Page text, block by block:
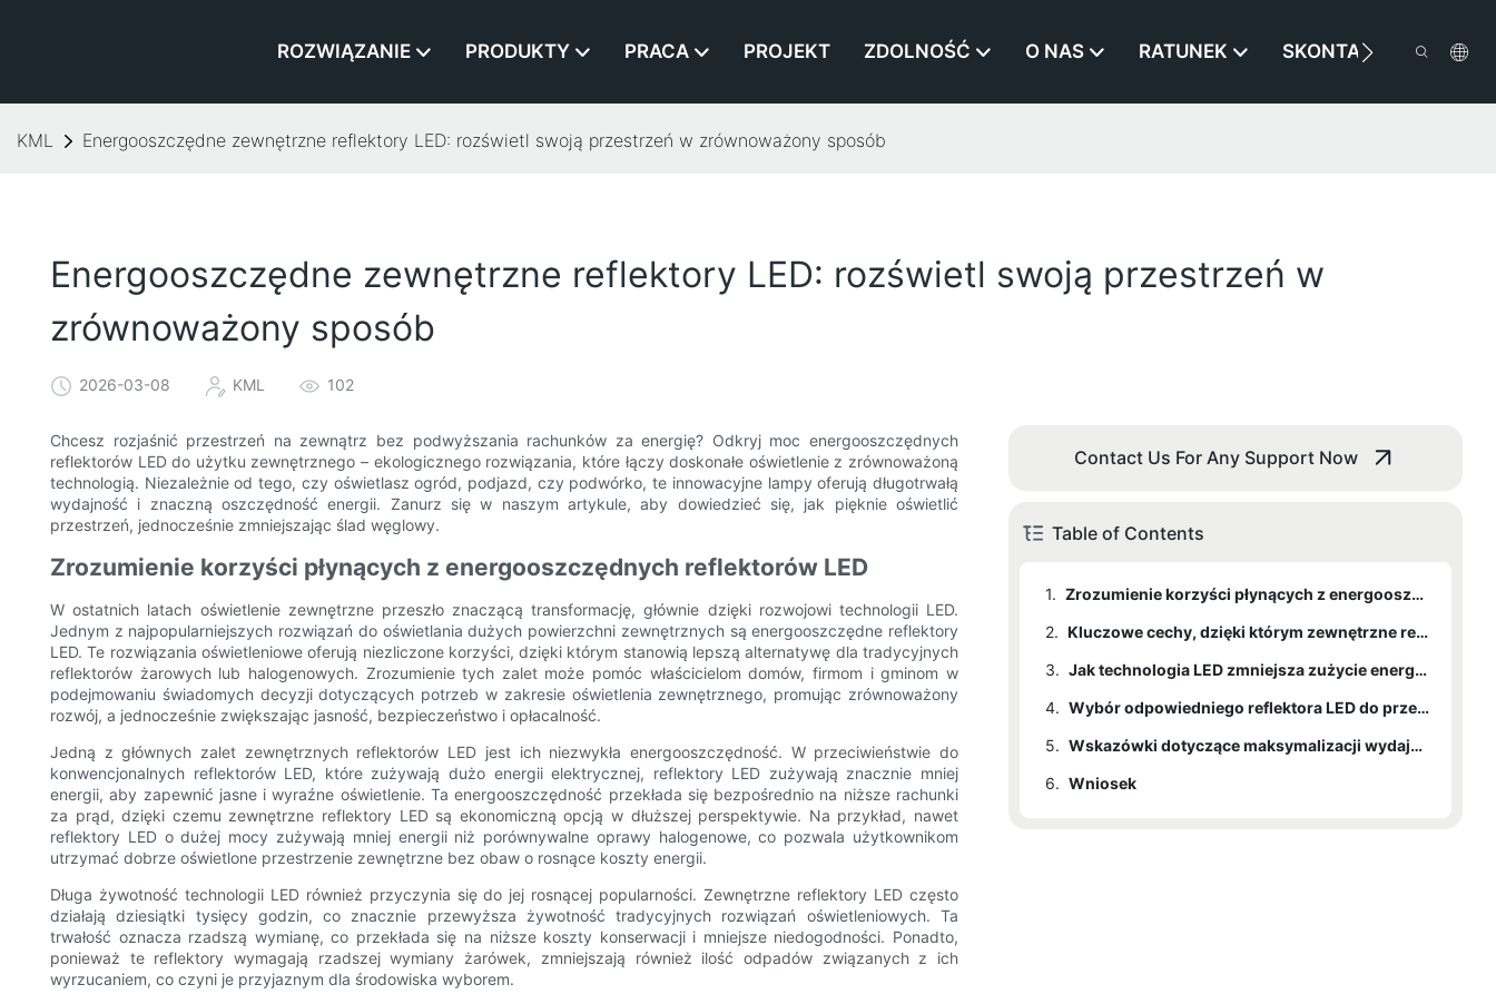
ROZWIĄZANIE PRODUKTY PRACA PROJEKT ZDOLNOŚĆ O NAS RATUNEK SKONTAKTUJ SIĘ Z
KML Energooszczędne zewnętrzne reflektory LED: rozświetl swoją przestrzeń w zrównoważony sposób
Energooszczędne zewnętrzne reflektory LED: rozświetl swoją przestrzeń w
zrównoważony sposób
2026-03-08 KML 102
Chcesz rozjaśnić przestrzeń na zewnątrz bez podwyższania rachunków za energię? Odkryj moc energooszczędnych
reflektorów LED do użytku zewnętrznego – ekologicznego rozwiązania, które łączy doskonałe oświetlenie z zrównoważoną
technologią. Niezależnie od tego, czy oświetlasz ogród, podjazd, czy podwórko, te innowacyjne lampy oferują długotrwałą
wydajność i znaczną oszczędność energii. Zanurz się w naszym artykule, aby dowiedzieć się, jak pięknie oświetlić
przestrzeń, jednocześnie zmniejszając ślad węglowy.
Zrozumienie korzyści płynących z energooszczędnych reflektorów LED
W ostatnich latach oświetlenie zewnętrzne przeszło znaczącą transformację, głównie dzięki rozwojowi technologii LED.
Jednym z najpopularniejszych rozwiązań do oświetlania dużych powierzchni zewnętrznych są energooszczędne reflektory
LED. Te rozwiązania oświetleniowe oferują niezliczone korzyści, dzięki którym stanowią lepszą alternatywę dla tradycyjnych
reflektorów żarowych lub halogenowych. Zrozumienie tych zalet może pomóc właścicielom domów, firmom i gminom w
podejmowaniu świadomych decyzji dotyczących potrzeb w zakresie oświetlenia zewnętrznego, promując zrównoważony
rozwój, a jednocześnie zwiększając jasność, bezpieczeństwo i opłacalność.
Jedną z głównych zalet zewnętrznych reflektorów LED jest ich niezwykła energooszczędność. W przeciwieństwie do
konwencjonalnych reflektorów LED, które zużywają dużo energii elektrycznej, reflektory LED zużywają znacznie mniej
energii, aby zapewnić jasne i wyraźne oświetlenie. Ta energooszczędność przekłada się bezpośrednio na niższe rachunki
za prąd, dzięki czemu zewnętrzne reflektory LED są ekonomiczną opcją w dłuższej perspektywie. Na przykład, nawet
reflektory LED o dużej mocy zużywają mniej energii niż porównywalne oprawy halogenowe, co pozwala użytkownikom
utrzymać dobrze oświetlone przestrzenie zewnętrzne bez obaw o rosnące koszty energii.
Długa żywotność technologii LED również przyczynia się do jej rosnącej popularności. Zewnętrzne reflektory LED często
działają dziesiątki tysięcy godzin, co znacznie przewyższa żywotność tradycyjnych rozwiązań oświetleniowych. Ta
trwałość oznacza rzadszą wymianę, co przekłada się na niższe koszty konserwacji i mniejsze niedogodności. Ponadto,
ponieważ te reflektory wymagają rzadszej wymiany żarówek, zmniejszają również ilość odpadów związanych z ich
wyrzucaniem, co czyni je przyjaznym dla środowiska wyborem.
Contact Us For Any Support Now
Table of Contents
1.
Zrozumienie korzyści płynących z energooszczędnych reflektorów LED
2.
Kluczowe cechy, dzięki którym zewnętrzne reflektory LED są zrównoważone
3.
Jak technologia LED zmniejsza zużycie energii i koszty
4.
Wybór odpowiedniego reflektora LED do przestrzeni zewnętrznej
5.
Wskazówki dotyczące maksymalizacji wydajności i trwałości reflektorów LED
6. Wniosek